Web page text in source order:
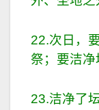
22.次日，
祭；要洁净
23.洁净了